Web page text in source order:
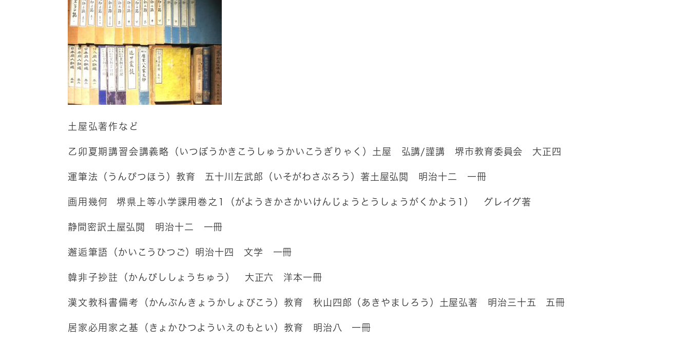
土屋弘著作など
乙卯夏期講習会講義略 （いつぼうかきこうしゅうかいこうぎりゃく）土屋 弘講/謹講 堺市教育委員会 大正四
運筆法 （うんぴつほう）教育 五十川左武郎（いそがわさぶろう）著土屋弘閲 明治十二 一冊
画用幾何 堺県上等小学課用 巻之1 （がようきかさかいけんじょうとうしょうがくかよう1） グレイグ著
静間密訳土屋弘閲 明治十二 一冊
邂逅筆語 （かいこうひつご）明治十四 文学 一冊
韓非子抄註 （かんぴししょうちゅう） 大正六 洋本一冊
漢文教科書備考 （かんぶんきょうかしょびこう）教育 秋山四郎（あきやましろう）土屋弘著 明治三十五 五冊
居家必用家之基 （きょかひつよういえのもとい）教育 明治八 一冊